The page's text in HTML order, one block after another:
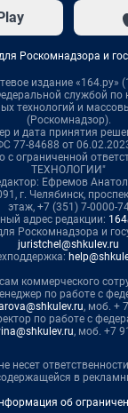
Роскомнадзора и
издание «164.ру»
службой по
технологий и
(Роскомнадзор).
и дата принятия
77-84688 от
с ограниченной
ТЕХНОЛОГИИ"
Ефремов
г. Челябинск,
этаж, +7 (351) 7-0000-
адрес редакции:
Роскомнадзора и
juristchel@shkulev.ru
коммерческого
по работе с
, моб. +
по работе с
, моб. +7
несет
в
об